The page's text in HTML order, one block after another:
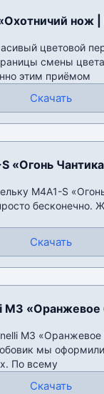
нож |
цветовой
смены
этим приёмом
Скачать
«Огонь
M4A1-S
бесконечно.
Скачать
«Оранжевое
M3 «Оранжевое
мы
По всему
Скачать